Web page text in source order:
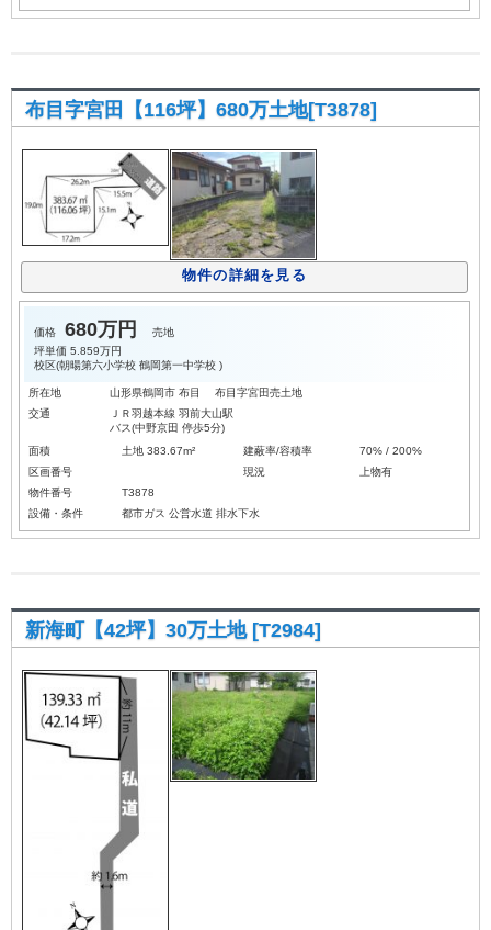
布目字宮田【116坪】680万土地[T3878]
物件の詳細を見る
価格 680万円
売地
坪単価 5.859万円
校区(朝暘第六小学校 鶴岡第一中学校 )
所在地
山形県鶴岡市 布目 布目字宮田売土地
交通
ＪＲ羽越本線 羽前大山駅
バス(中野京田 停歩5分)
面積
土地 383.67m² 建蔽率/容積率
70% / 200%
区画番号
現況
上物有
物件番号
T3878
設備・条件
都市ガス 公営水道 排水下水
新海町【42坪】30万土地 [T2984]